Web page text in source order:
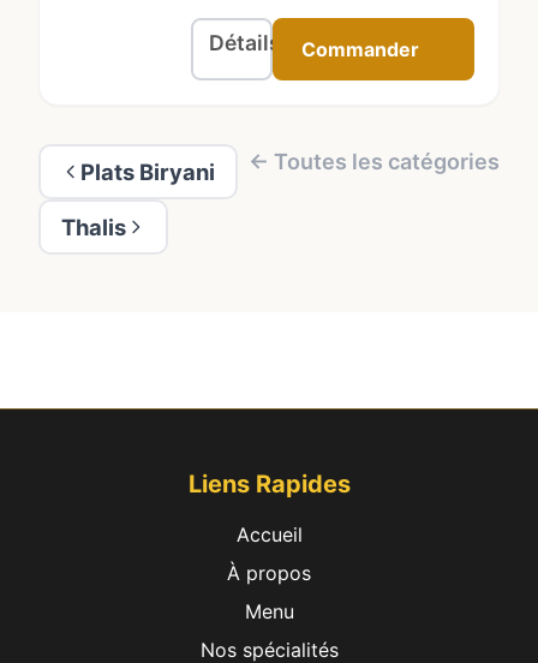
Détails Commander
Plats Biryani ← Toutes les catégories
Thalis
Ajouter au
panier
Liens Rapides
Accueil
À propos
Menu
Nos spécialités